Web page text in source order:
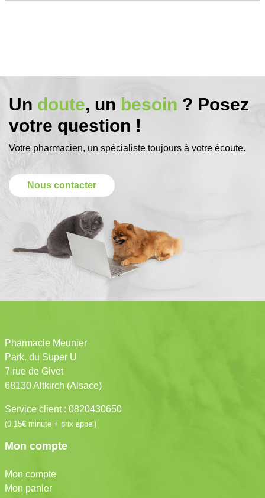
Un doute, un besoin ? Posez
votre question !
Votre pharmacien, un spécialiste toujours à votre écoute.
Nous contacter
Pharmacie Meunier
Park. du Super U
7 rue de Givet
68130 Altkirch (Alsace)
Service client : 0820430650
(0.15€ minute + prix appel)
Mon compte
Mon compte
Mon panier